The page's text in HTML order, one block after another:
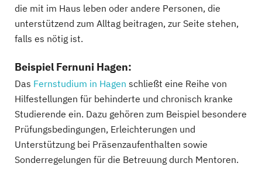
die mit im Haus leben oder andere Personen, die
unterstützend zum Alltag beitragen, zur Seite stehen,
falls es nötig ist.
Beispiel Fernuni Hagen:
Das Fernstudium in Hagen schließt eine Reihe von
Hilfestellungen für behinderte und chronisch kranke
Studierende ein. Dazu gehören zum Beispiel besondere
Prüfungsbedingungen, Erleichterungen und
Unterstützung bei Präsenzaufenthalten sowie
Sonderregelungen für die Betreuung durch Mentoren.